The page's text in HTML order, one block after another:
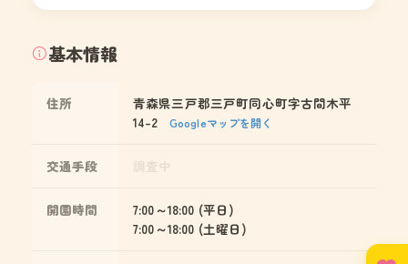
基本情報
住所
青森県三戸郡三戸町同心町字古間木平
14-2
Googleマップを開く
交通手段
開園時間
7:00～18:00 (平日)
7:00～18:00 (土曜日)